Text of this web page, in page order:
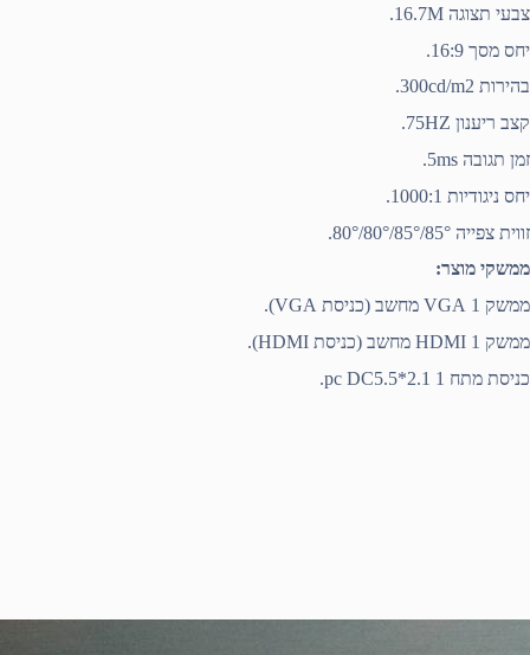
צבעי תצוגה 16.7M.
יחס מסך 16:9.
בהירות 300cd/m2.
קצב ריענון 75HZ.
זמן תגובה 5ms.
יחס ניגודיות 1000:1.
זווית צפייה 85°/85°/80°/80°.
ממשקי מוצר:
ממשק
VGA 1 מחשב (כניסת VGA
).
ממשק
HDMI 1 מחשב (כניסת HDMI
).
כניסת מתח 1 pc DC5.5*2.1.